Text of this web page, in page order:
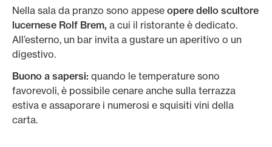
Nella sala da pranzo sono appese opere dello scultore
lucernese Rolf Brem, a cui il ristorante è dedicato.
All’esterno, un bar invita a gustare un aperitivo o un
digestivo.
Buono a sapersi: quando le temperature sono
favorevoli, è possibile cenare anche sulla terrazza
estiva e assaporare i numerosi e squisiti vini della
carta.